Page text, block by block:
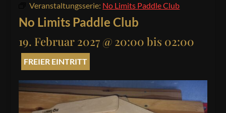
Veranstaltungsserie: No Limits Paddle Club
No Limits Paddle Club
19. Februar 2027 @ 20:00 bis 02:00
FREIER EINTRITT